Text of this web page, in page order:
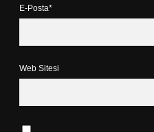
E-Posta*
Web Sitesi